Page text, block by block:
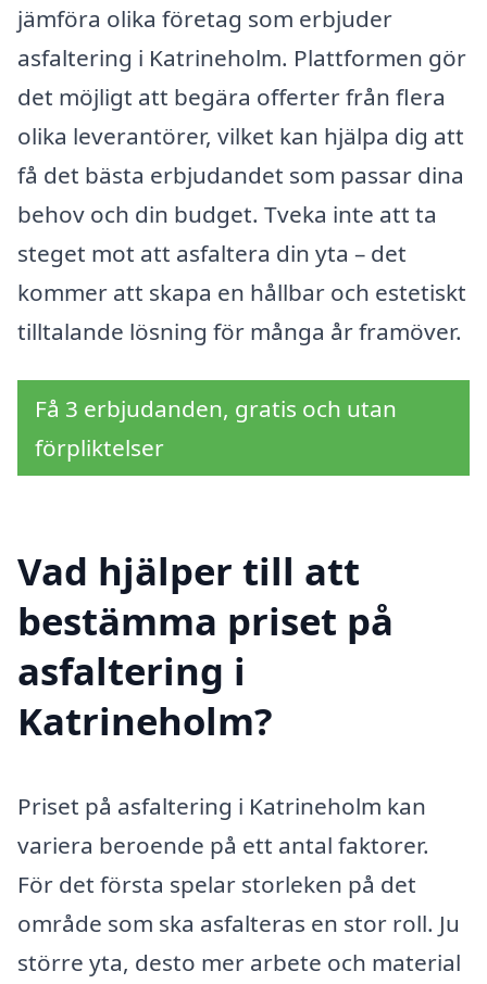
jämföra olika företag som erbjuder
asfaltering i Katrineholm. Plattformen gör
det möjligt att begära offerter från flera
olika leverantörer, vilket kan hjälpa dig att
få det bästa erbjudandet som passar dina
behov och din budget. Tveka inte att ta
steget mot att asfaltera din yta – det
kommer att skapa en hållbar och estetiskt
tilltalande lösning för många år framöver.
Få 3 erbjudanden, gratis och utan
förpliktelser
Vad hjälper till att
bestämma priset på
asfaltering i
Katrineholm?
Priset på asfaltering i Katrineholm kan
variera beroende på ett antal faktorer.
För det första spelar storleken på det
område som ska asfalteras en stor roll. Ju
större yta, desto mer arbete och material